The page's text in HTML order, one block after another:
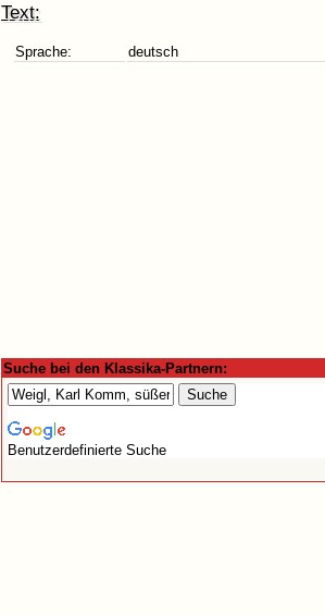
Text:
Sprache: deutsch
Suche bei den Klassika-Partnern:
Benutzerdefinierte Suche